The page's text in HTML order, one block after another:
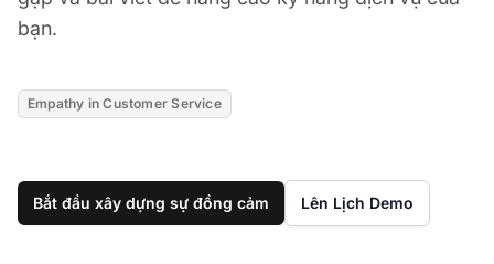
bạn.
Empathy in Customer Service
Bắt đầu xây dựng sự đồng cảm Lên Lịch Demo